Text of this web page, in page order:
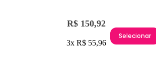
R$ 150,92
3x R$ 55,96
Selecionar